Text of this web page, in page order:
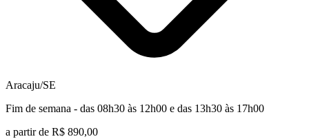
Aracaju/SE
Fim de semana - das 08h30 às 12h00 e das 13h30 às 17h00
a partir de R$ 890,00